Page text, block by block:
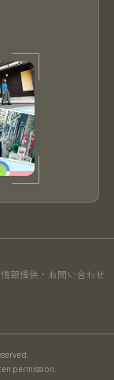
情報提供・お問い合わせ
permission.